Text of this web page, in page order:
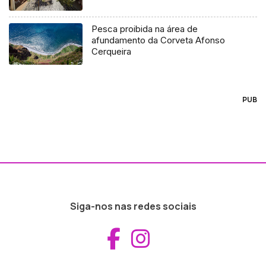
Pesca proibida na área de
afundamento da Corveta Afonso
Cerqueira
PUB
Siga-nos nas redes sociais
Aceder ao